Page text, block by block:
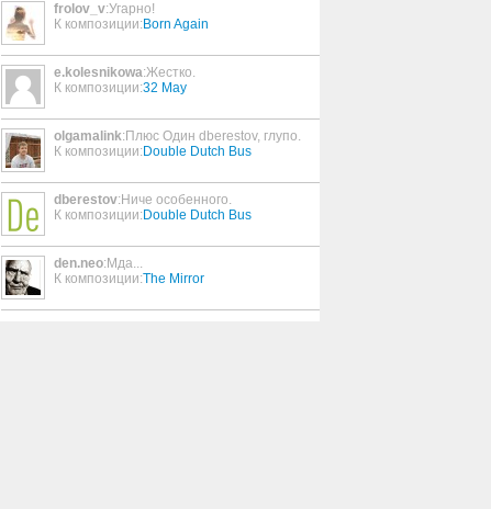
frolov_v:Угарно!
К композиции: Born Again
e.kolesnikowa:Жестко.
К композиции:32 May
olgamalink:Плюс Один dberestov, глупо.
К композиции: Double Dutch Bus
dberestov:Ниче особенного.
К композиции: Double Dutch Bus
den.neo:Мда...
К композиции:The Mirror